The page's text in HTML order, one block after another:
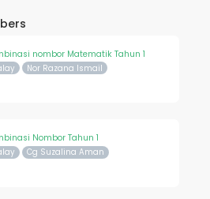
nombor Matematik Tahun 1
Nor Razana Ismail
Nombor Tahun 1
Cg Suzalina Aman